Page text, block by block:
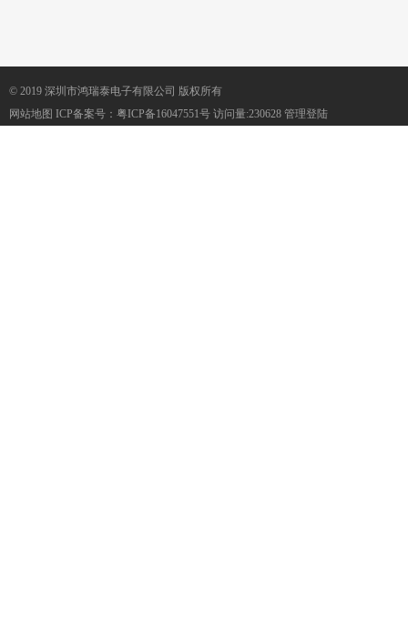
© 2019 深圳市鸿瑞泰电子有限公司 版权所有
网站地图 ICP备案号： 粤ICP备16047551号 访问量:230628 管理登陆